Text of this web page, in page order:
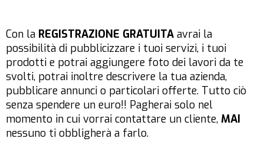
Con la REGISTRAZIONE GRATUITA avrai la
possibilità di pubblicizzare i tuoi servizi, i tuoi
prodotti e potrai aggiungere foto dei lavori da te
svolti, potrai inoltre descrivere la tua azienda,
pubblicare annunci o particolari offerte. Tutto ciò
senza spendere un euro!! Pagherai solo nel
momento in cui vorrai contattare un cliente, MAI
nessuno ti obbligherà a farlo.